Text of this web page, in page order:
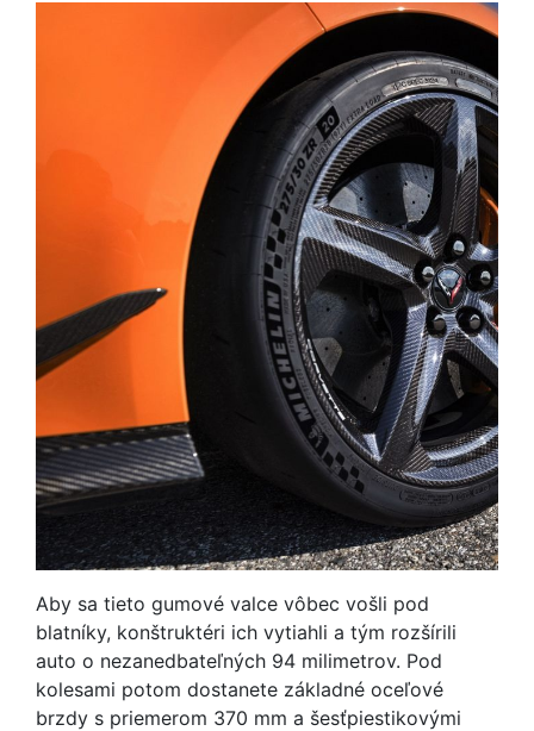
Aby sa tieto gumové valce vôbec vošli pod
blatníky, konštruktéri ich vytiahli a tým rozšírili
auto o nezanedbateľných 94 milimetrov. Pod
kolesami potom dostanete základné oceľové
brzdy s priemerom 370 mm a šesťpiestikovými